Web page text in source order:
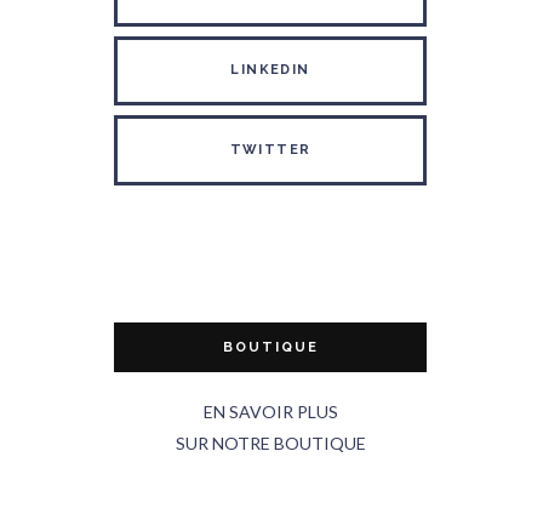
LINKEDIN
TWITTER
BOUTIQUE
EN SAVOIR PLUS
SUR NOTRE BOUTIQUE